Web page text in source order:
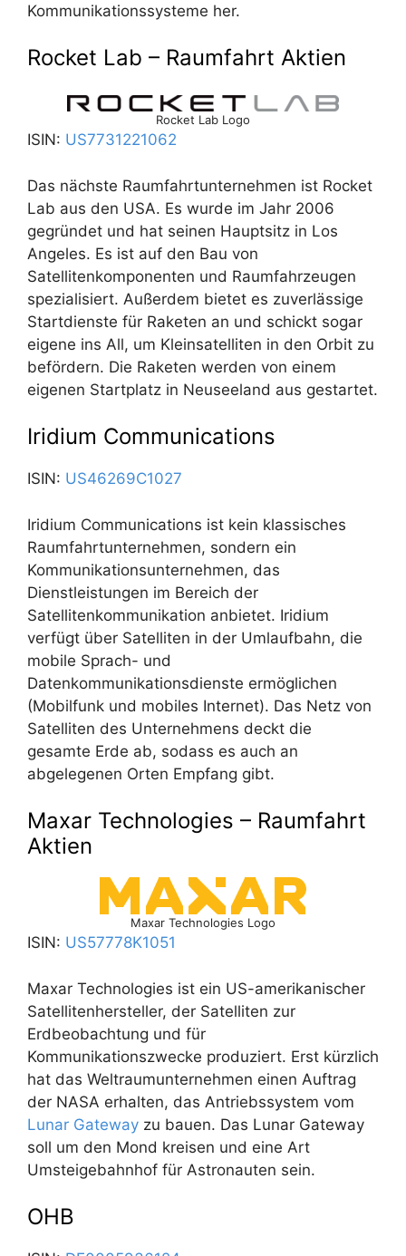
Kommunikationssysteme her.
Rocket Lab – Raumfahrt Aktien
Rocket Lab Logo
ISIN: US7731221062
Das nächste Raumfahrtunternehmen ist Rocket
Lab aus den USA. Es wurde im Jahr 2006
gegründet und hat seinen Hauptsitz in Los
Angeles. Es ist auf den Bau von
Satellitenkomponenten und Raumfahrzeugen
spezialisiert. Außerdem bietet es zuverlässige
Startdienste für Raketen an und schickt sogar
eigene ins All, um Kleinsatelliten in den Orbit zu
befördern. Die Raketen werden von einem
eigenen Startplatz in Neuseeland aus gestartet.
Iridium Communications
ISIN: US46269C1027
Iridium Communications ist kein klassisches
Raumfahrtunternehmen, sondern ein
Kommunikationsunternehmen, das
Dienstleistungen im Bereich der
Satellitenkommunikation anbietet. Iridium
verfügt über Satelliten in der Umlaufbahn, die
mobile Sprach- und
Datenkommunikationsdienste ermöglichen
(Mobilfunk und mobiles Internet). Das Netz von
Satelliten des Unternehmens deckt die
gesamte Erde ab, sodass es auch an
abgelegenen Orten Empfang gibt.
Maxar Technologies – Raumfahrt
Aktien
Maxar Technologies Logo
ISIN: US57778K1051
Maxar Technologies ist ein US-amerikanischer
Satellitenhersteller, der Satelliten zur
Erdbeobachtung und für
Kommunikationszwecke produziert. Erst kürzlich
hat das Weltraumunternehmen einen Auftrag
der NASA erhalten, das Antriebssystem vom
Lunar Gateway zu bauen. Das Lunar Gateway
soll um den Mond kreisen und eine Art
Umsteigebahnhof für Astronauten sein.
OHB